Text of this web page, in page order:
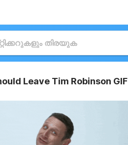
Leave Tim Robinson GIF